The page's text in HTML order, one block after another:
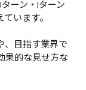
ーン・Iターン
います。
、目指す業界で
果的な見せ方な